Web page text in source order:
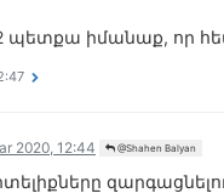
պետքա իմանաք, որ
2020, 12:44 @Shahen Balyan